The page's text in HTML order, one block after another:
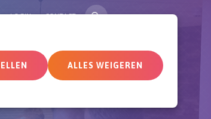
ALLES WEIGEREN
LOGIN CONTACT ZOEK